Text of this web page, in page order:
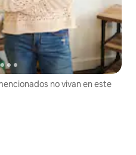
no vivan en este